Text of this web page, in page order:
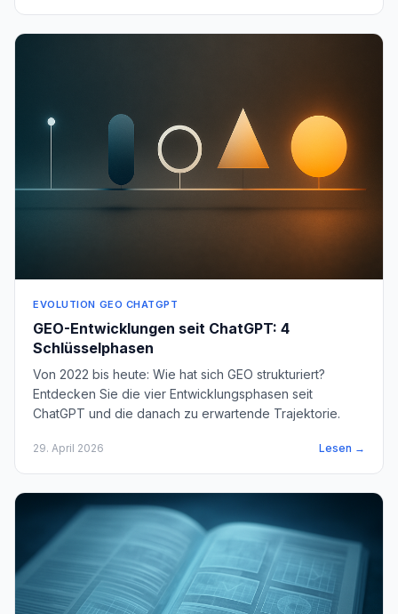
EVOLUTION GEO CHATGPT
GEO-Entwicklungen seit ChatGPT: 4
Schlüsselphasen
Von 2022 bis heute: Wie hat sich GEO strukturiert?
Entdecken Sie die vier Entwicklungsphasen seit
ChatGPT und die danach zu erwartende Trajektorie.
29. April 2026 Lesen →